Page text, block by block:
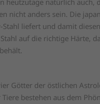
nicht anders sein. Die
Stahl liefert und damit
auf die richtige Härte,
Götter der östlichen
bestehen aus dem